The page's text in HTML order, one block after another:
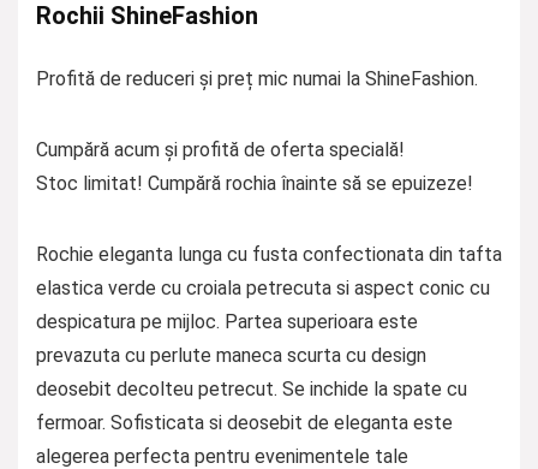
Rochii ShineFashion
Profită de reduceri și preț mic numai la ShineFashion.
Cumpără acum și profită de oferta specială!
Stoc limitat! Cumpără rochia înainte să se epuizeze!
Rochie eleganta lunga cu fusta confectionata din tafta
elastica verde cu croiala petrecuta si aspect conic cu
despicatura pe mijloc. Partea superioara este
prevazuta cu perlute maneca scurta cu design
deosebit decolteu petrecut. Se inchide la spate cu
fermoar. Sofisticata si deosebit de eleganta este
alegerea perfecta pentru evenimentele tale